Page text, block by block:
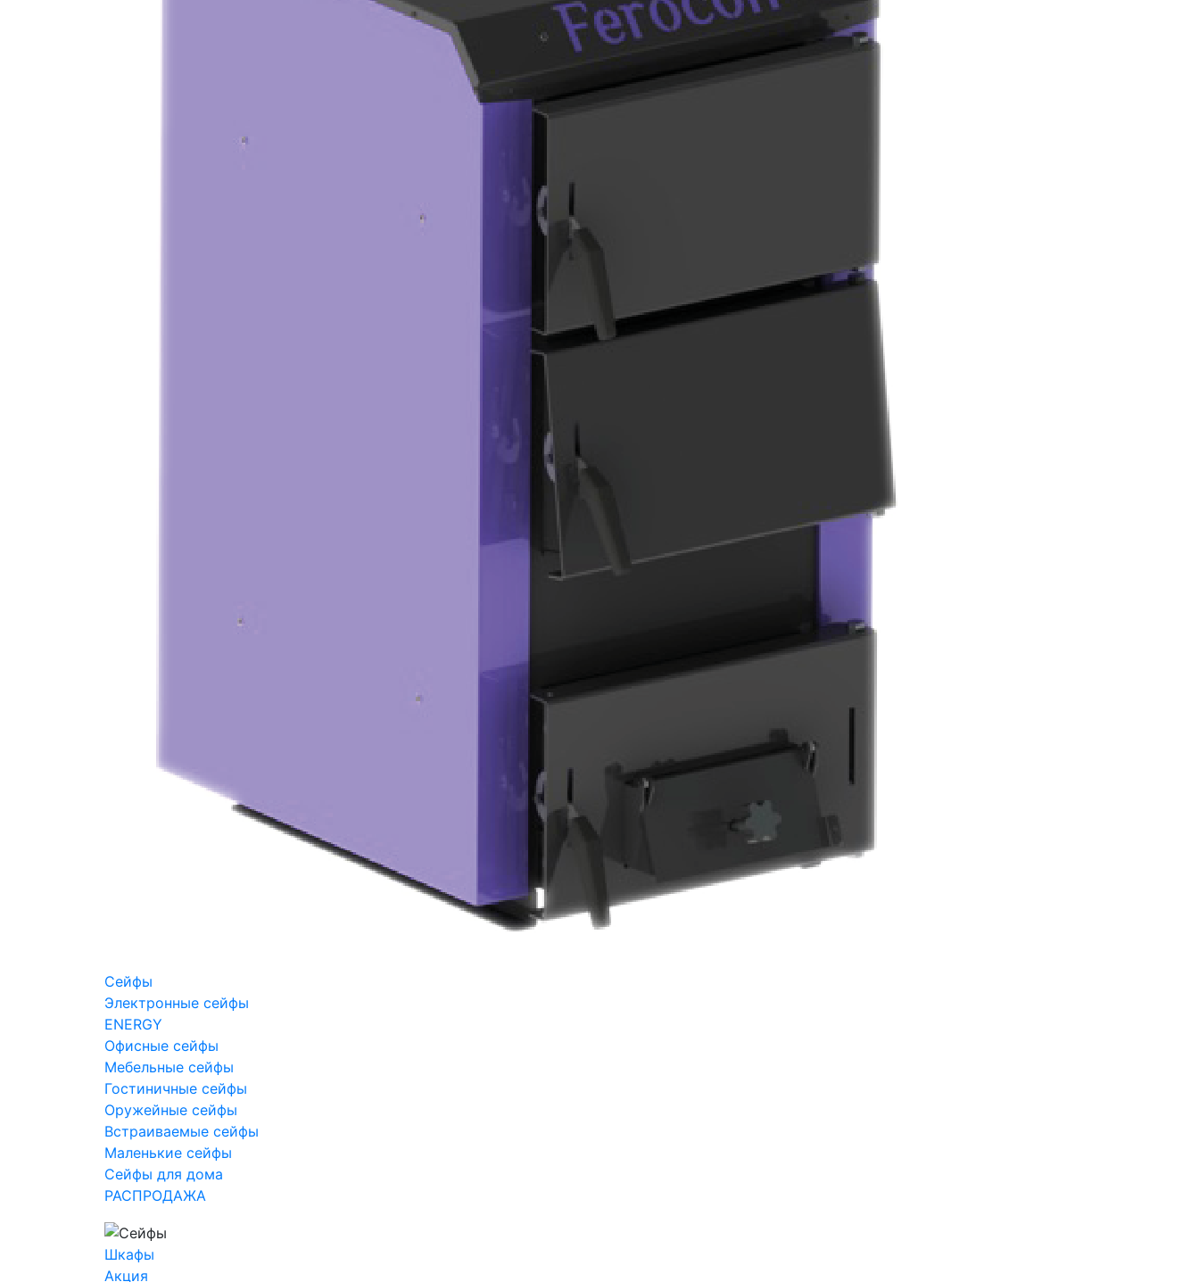
Сейфы
Электронные сейфы
ENERGY
Офисные сейфы
Мебельные сейфы
Гостиничные сейфы
Оружейные сейфы
Встраиваемые сейфы
Маленькие сейфы
Сейфы для дома
РАСПРОДАЖА
Шкафы
Акция